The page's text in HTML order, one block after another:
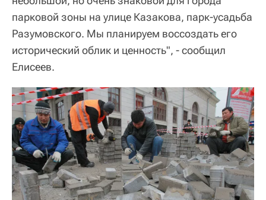
парковой зоны на улице Казакова, парк-усадьба
Разумовского. Мы планируем воссоздать его
исторический облик и ценность", - сообщил
Елисеев.